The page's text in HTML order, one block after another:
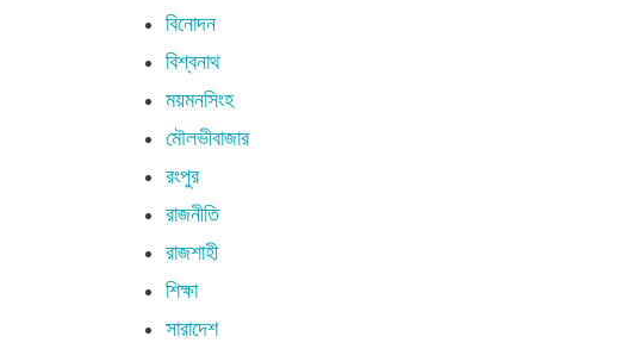
বিনোদন
বিশ্বনাথ
ময়মনসিংহ
মৌলভীবাজার
রংপুর
রাজনীতি
রাজশাহী
শিক্ষা
সারাদেশ